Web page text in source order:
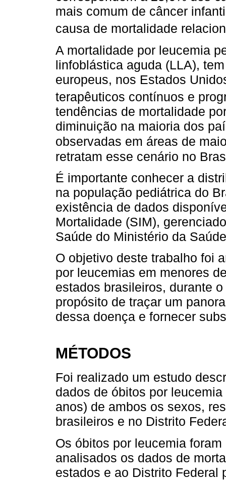
mais comum de câncer
causa de mortalidade
A mortalidade por leucemia
linfoblástica aguda (LLA),
europeus, nos Estados
terapêuticos contínuos e
tendências de mortalidade
diminuição na maioria dos
observadas em áreas de
retratam esse cenário no
É importante conhecer a
na população pediátrica do
existência de dados
Mortalidade (SIM),
Saúde do Ministério da
O objetivo deste trabalho foi
por leucemias em menores
estados brasileiros, durante
propósito de traçar um
dessa doença e fornecer
MÉTODOS
Foi realizado um estudo
dados de óbitos por
anos) de ambos os sexos,
brasileiros e no Distrito
Os óbitos por leucemia
analisados os dados de
estados e ao Distrito Federal